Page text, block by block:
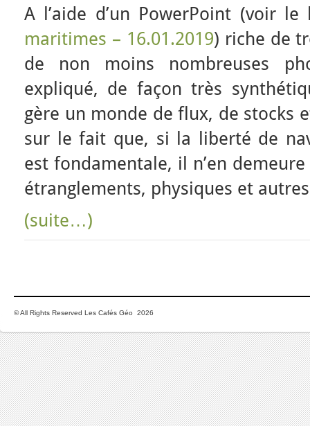
A l’aide d’un PowerPoint (voir
maritimes – 16.01.2019) riche de
de non moins nombreuses
expliqué, de façon très
gère un monde de flux, de stocks
sur le fait que, si la liberté de
est fondamentale, il n’en
étranglements, physiques et
(suite…)
© All Rights Reserved Les Cafés Géo 2026